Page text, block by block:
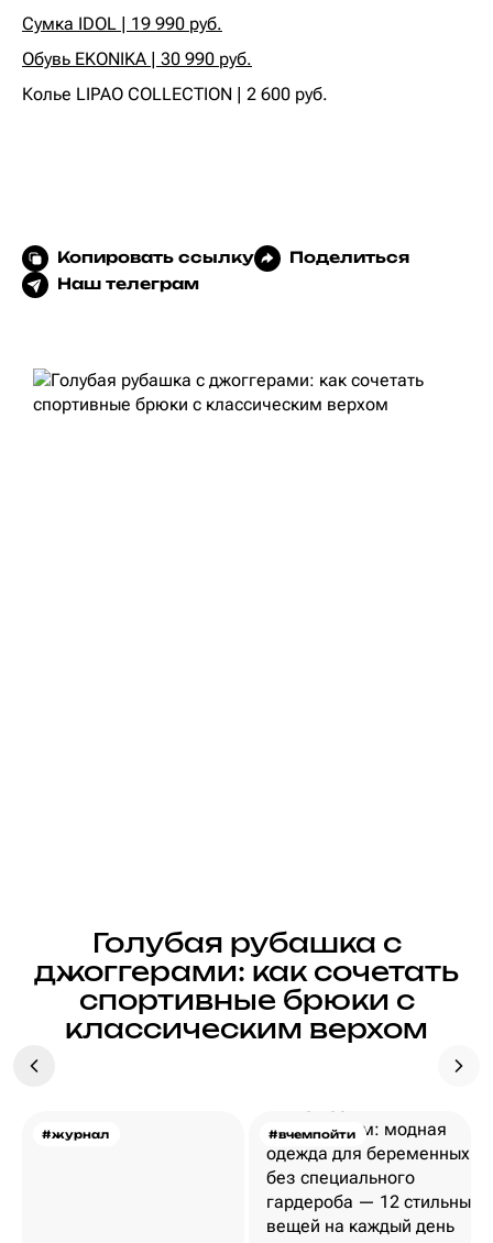
Сумка IDOL | 19 990 руб.
Обувь EKONIKA | 30 990 руб.
Колье LIPAO COLLECTION | 2 600 руб.
Копировать ссылку
Поделиться
Наш телеграм
Голубая рубашка с
джоггерами: как сочетать
спортивные брюки с
классическим верхом
#журнал #вчемпойти